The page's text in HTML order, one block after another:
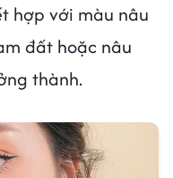
hợp với màu nâu
đất hoặc nâu
thành.